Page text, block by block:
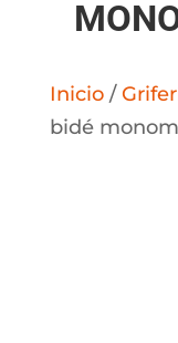
Inicio/
bidé